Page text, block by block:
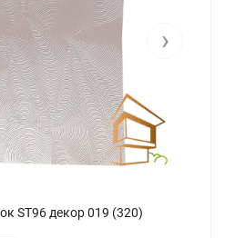
SТ96 декор 019 (320)
›